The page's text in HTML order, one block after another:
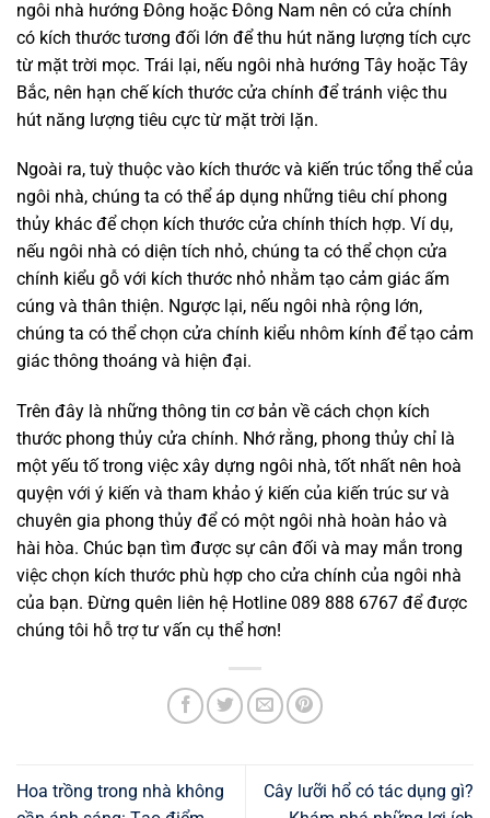
ngôi nhà hướng Đông hoặc Đông Nam nên có cửa chính
có kích thước tương đối lớn để thu hút năng lượng tích cực
từ mặt trời mọc. Trái lại, nếu ngôi nhà hướng Tây hoặc Tây
Bắc, nên hạn chế kích thước cửa chính để tránh việc thu
hút năng lượng tiêu cực từ mặt trời lặn.
Ngoài ra, tuỳ thuộc vào kích thước và kiến trúc tổng thể của
ngôi nhà, chúng ta có thể áp dụng những tiêu chí phong
thủy khác để chọn kích thước cửa chính thích hợp. Ví dụ,
nếu ngôi nhà có diện tích nhỏ, chúng ta có thể chọn cửa
chính kiểu gỗ với kích thước nhỏ nhằm tạo cảm giác ấm
cúng và thân thiện. Ngược lại, nếu ngôi nhà rộng lớn,
chúng ta có thể chọn cửa chính kiểu nhôm kính để tạo cảm
giác thông thoáng và hiện đại.
Trên đây là những thông tin cơ bản về cách chọn kích
thước phong thủy cửa chính. Nhớ rằng, phong thủy chỉ là
một yếu tố trong việc xây dựng ngôi nhà, tốt nhất nên hoà
quyện với ý kiến và tham khảo ý kiến của kiến trúc sư và
chuyên gia phong thủy để có một ngôi nhà hoàn hảo và
hài hòa. Chúc bạn tìm được sự cân đối và may mắn trong
việc chọn kích thước phù hợp cho cửa chính của ngôi nhà
của bạn. Đừng quên liên hệ Hotline 089 888 6767 để được
chúng tôi hỗ trợ tư vấn cụ thể hơn!
Hoa trồng trong nhà không
Cây lưỡi hổ có tác dụng gì?